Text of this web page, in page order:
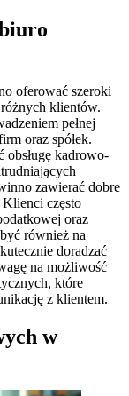
oferować szeroki
klientów.
pełnej
oraz spółek.
obsługę kadrowo-
zawierać dobre
często
oraz
również na
doradzać
na możliwość
które
z klientem.
w